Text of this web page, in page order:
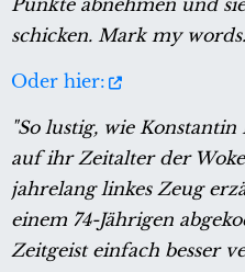
schicken. Mark my
Oder hier:
"So lustig, wie
auf ihr Zeitalter der
jahrelang linkes Zeug
einem 74-Jährigen
Zeitgeist einfach besser